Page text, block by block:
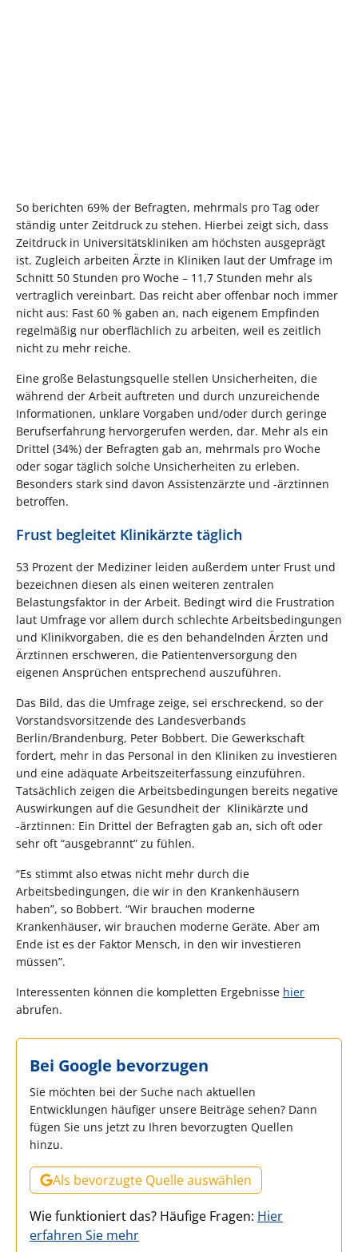
So berichten 69% der Befragten, mehrmals pro Tag oder
ständig unter Zeitdruck zu stehen. Hierbei zeigt sich, dass
Zeitdruck in Universitätskliniken am höchsten ausgeprägt
ist. Zugleich arbeiten Ärzte in Kliniken laut der Umfrage im
Schnitt 50 Stunden pro Woche – 11,7 Stunden mehr als
vertraglich vereinbart. Das reicht aber offenbar noch immer
nicht aus: Fast 60 % gaben an, nach eigenem Empfinden
regelmäßig nur oberflächlich zu arbeiten, weil es zeitlich
nicht zu mehr reiche.
Eine große Belastungsquelle stellen Unsicherheiten, die
während der Arbeit auftreten und durch unzureichende
Informationen, unklare Vorgaben und/oder durch geringe
Berufserfahrung hervorgerufen werden, dar. Mehr als ein
Drittel (34%) der Befragten gab an, mehrmals pro Woche
oder sogar täglich solche Unsicherheiten zu erleben.
Besonders stark sind davon Assistenzärzte und -ärztinnen
betroffen.
Frust begleitet Klinikärzte täglich
53 Prozent der Mediziner leiden außerdem unter Frust und
bezeichnen diesen als einen weiteren zentralen
Belastungsfaktor in der Arbeit. Bedingt wird die Frustration
laut Umfrage vor allem durch schlechte Arbeitsbedingungen
und Klinikvorgaben, die es den behandelnden Ärzten und
Ärztinnen erschweren, die Patientenversorgung den
eigenen Ansprüchen entsprechend auszuführen.
Das Bild, das die Umfrage zeige, sei erschreckend, so der
Vorstandsvorsitzende des Landesverbands
Berlin/Brandenburg, Peter Bobbert. Die Gewerkschaft
fordert, mehr in das Personal in den Kliniken zu investieren
und eine adäquate Arbeitszeiterfassung einzuführen.
Tatsächlich zeigen die Arbeitsbedingungen bereits negative
Auswirkungen auf die Gesundheit der Klinikärzte und
-ärztinnen: Ein Drittel der Befragten gab an, sich oft oder
sehr oft “ausgebrannt” zu fühlen.
“Es stimmt also etwas nicht mehr durch die
Arbeitsbedingungen, die wir in den Krankenhäusern
haben”, so Bobbert. “Wir brauchen moderne
Krankenhäuser, wir brauchen moderne Geräte. Aber am
Ende ist es der Faktor Mensch, in den wir investieren
müssen”.
Interessenten können die kompletten Ergebnisse hier
abrufen.
Bei Google bevorzugen
Sie möchten bei der Suche nach aktuellen
Entwicklungen häufiger unsere Beiträge sehen? Dann
fügen Sie uns jetzt zu Ihren bevorzugten Quellen
hinzu.
Als bevorzugte Quelle auswählen
Wie funktioniert das? Häufige Fragen: Hier
erfahren Sie mehr